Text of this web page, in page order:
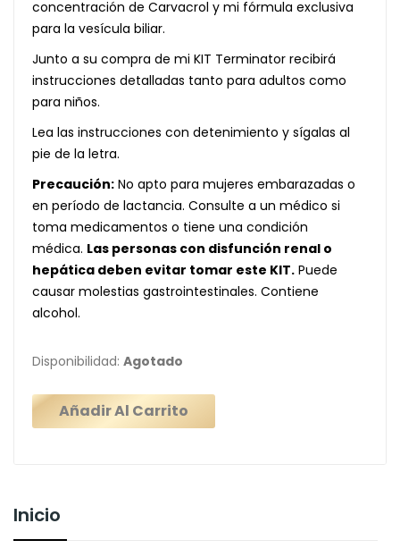
Inicio
concentración de Carvacrol y mi fórmula exclusiva
para la vesícula biliar.
Junto a su compra de mi KIT Terminator recibirá
instrucciones detalladas tanto para adultos como
para niños.
Lea las instrucciones con detenimiento y sígalas al
pie de la letra.
Precaución: No apto para mujeres embarazadas o
en período de lactancia. Consulte a un médico si
toma medicamentos o tiene una condición
médica. Las personas con disfunción renal o
hepática deben evitar tomar este KIT. Puede
causar molestias gastrointestinales. Contiene
alcohol.
Disponibilidad: Agotado
Añadir Al Carrito